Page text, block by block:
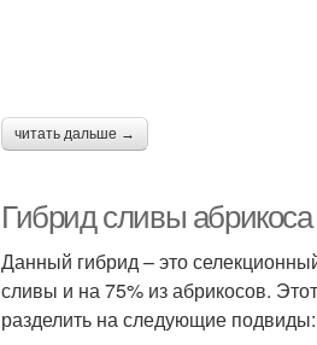
читать дальше →
Гибрид сливы
Данный гибрид – это
сливы и на 75% из абрикосов.
разделить на следующие подвиды: